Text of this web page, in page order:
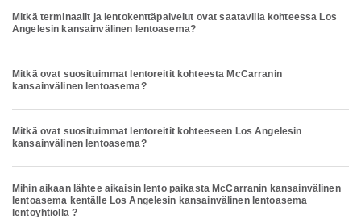
Mitkä terminaalit ja lentokenttäpalvelut ovat saatavilla kohteessa Los
Angelesin kansainvälinen lentoasema?
Mitkä ovat suosituimmat lentoreitit kohteesta McCarranin
kansainvälinen lentoasema?
Mitkä ovat suosituimmat lentoreitit kohteeseen Los Angelesin
kansainvälinen lentoasema?
Mihin aikaan lähtee aikaisin lento paikasta McCarranin kansainvälinen
lentoasema kentälle Los Angelesin kansainvälinen lentoasema
lentoyhtiöllä ?